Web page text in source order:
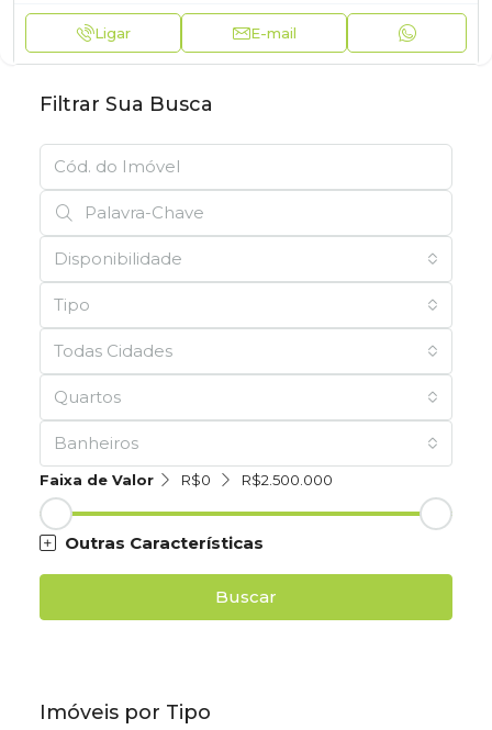
Ligar E-mail
Filtrar Sua Busca
Disponibilidade
Tipo
Todas Cidades
Quartos
Banheiros
Faixa de Valor R$0 R$2.500.000
Outras Características
Buscar
Imóveis por Tipo